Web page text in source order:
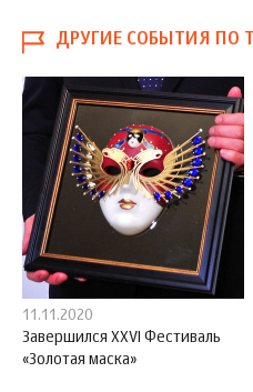
ДРУГИЕ СОБЫТИЯ ПО
11.11.2020
Завершился XXVI Фестиваль
«Золотая маска»